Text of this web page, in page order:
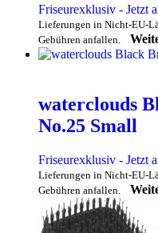
Friseurexklusiv - Jetzt
Lieferungen in Nicht-EU-
Gebühren anfallen.
waterclouds
No.25 Small
Friseurexklusiv - Jetzt
Lieferungen in Nicht-EU-
Gebühren anfallen.